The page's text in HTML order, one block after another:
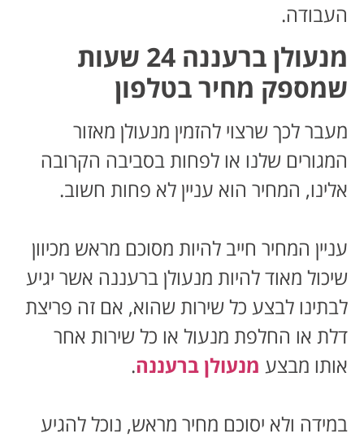
העבודה.
מנעולן ברעננה 24 שעות
שמספק מחיר בטלפון
מעבר לכך שרצוי להזמין מנעולן מאזור
המגורים שלנו או לפחות בסביבה הקרובה
אלינו, המחיר הוא עניין לא פחות חשוב.
עניין המחיר חייב להיות מסוכם מראש מכיוון
שיכול מאוד להיות מנעולן ברעננה אשר יגיע
לבתינו לבצע כל שירות שהוא, אם זה פריצת
דלת או החלפת מנעול או כל שירות אחר
אותו מבצע מנעולן ברעננה.
במידה ולא יסוכם מחיר מראש, נוכל להגיע